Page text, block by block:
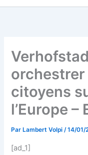
orchestrer
citoyens
l’Europe –
Par Lambert Volpi/14/01/
[ad_1]